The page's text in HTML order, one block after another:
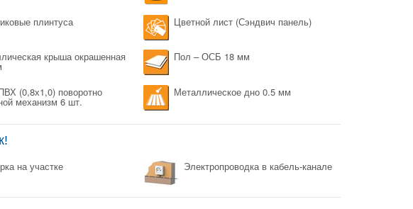
плинтуса Цветной лист (Сэндвич панель)
крыша окрашенная Пол – ОСБ 18 мм
(0,8х1,0) поворотно
механизм 6 шт.
Металлическое дно 0.5 мм
на участке Электропроводка в кабель-канале